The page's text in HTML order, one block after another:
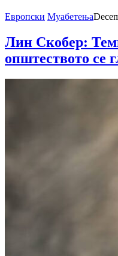
Европски Муабетења
Лин Скобер:
општеството се